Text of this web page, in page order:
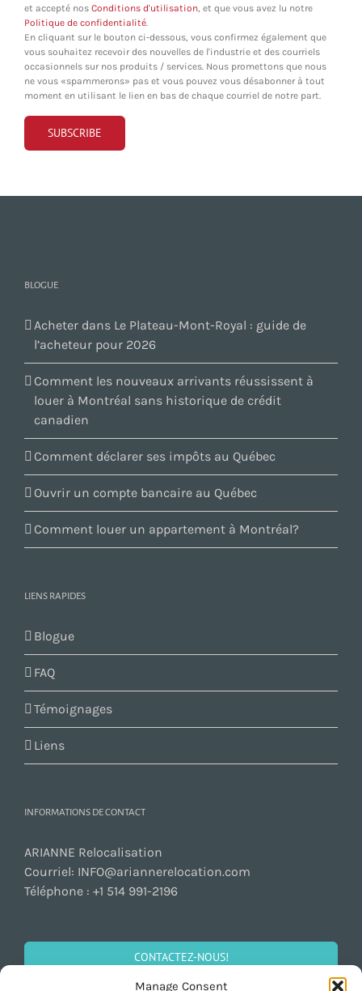
Manage Consent
et accepté nos Conditions d'utilisation, et que vous avez lu notre
Politique de confidentialité.
En cliquant sur le bouton ci-dessous, vous confirmez également que
vous souhaitez recevoir des nouvelles de l'industrie et des courriels
occasionnels sur nos produits / services. Nous promettons que nous
ne vous «spammerons» pas et vous pouvez vous désabonner à tout
moment en utilisant le lien en bas de chaque courriel de notre part.
BLOGUE
Acheter dans Le Plateau-Mont-Royal : guide de
l’acheteur pour 2026
Comment les nouveaux arrivants réussissent à
louer à Montréal sans historique de crédit
canadien
Comment déclarer ses impôts au Québec
Ouvrir un compte bancaire au Québec
Comment louer un appartement à Montréal?
LIENS RAPIDES
Blogue
FAQ
Témoignages
Liens
INFORMATIONS DE CONTACT
ARIANNE Relocalisation
Courriel: INFO@ariannerelocation.com
Téléphone : +1 514 991-2196
CONTACTEZ-NOUS!